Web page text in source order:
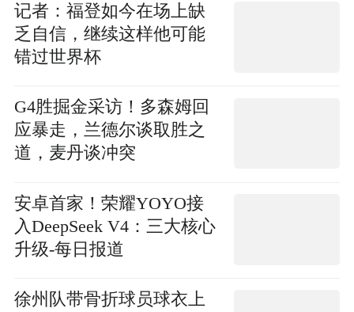
记者：福登如今在场上缺
乏自信，继续这样他可能
错过世界杯
G4胜掘金采访！多森姆回
应暴走，兰德尔谈取胜之
道，麦丹谈冲突
安卓首家！荣耀YOYO接
入DeepSeek V4：三大核心
升级-每日报道
徐州队带骨折球员球衣上